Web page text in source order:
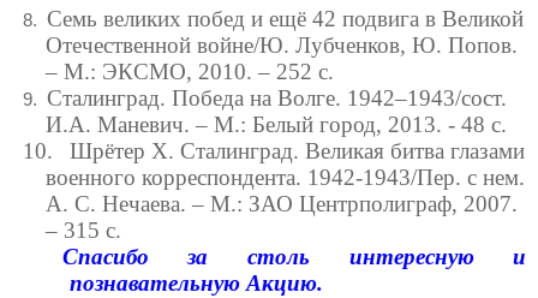
8. Семь великих побед и ещё 42 подвига в Великой
Отечественной войне/Ю. Лубченков, Ю. Попов.
– М.: ЭКСМО, 2010. – 252 с.
9. Сталинград. Победа на Волге. 1942–1943/сост.
И.А. Маневич. – М.: Белый город, 2013. - 48 с.
10.
Шрётер Х. Сталинград. Великая битва глазами
военного корреспондента. 1942-1943/Пер. с нем.
А. С. Нечаева. – М.: ЗАО Центрполиграф, 2007.
– 315 с.
Спасибо за столь интересную и
познавательную Акцию.